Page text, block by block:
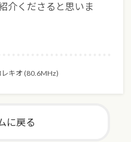
介くださると思いま
キオ (80.6MHz)
に戻る